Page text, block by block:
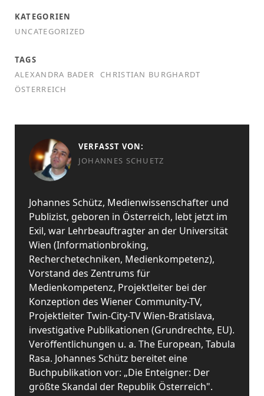
KATEGORIEN
UNCATEGORIZED
TAGS
ALEXANDRA BADER
CHRISTIAN BURGHARDT
ÖSTERREICH
VERFASST VON:
JOHANNES SCHUETZ
Johannes Schütz, Medienwissenschafter und
Publizist, geboren in Österreich, lebt jetzt im
Exil, war Lehrbeauftragter an der Universität
Wien (Informationbroking,
Recherchetechniken, Medienkompetenz),
Vorstand des Zentrums für
Medienkompetenz, Projektleiter bei der
Konzeption des Wiener Community-TV,
Projektleiter Twin-City-TV Wien-Bratislava,
investigative Publikationen (Grundrechte, EU).
Veröffentlichungen u. a. The European, Tabula
Rasa. Johannes Schütz bereitet eine
Buchpublikation vor: „Die Enteigner: Der
größte Skandal der Republik Österreich".